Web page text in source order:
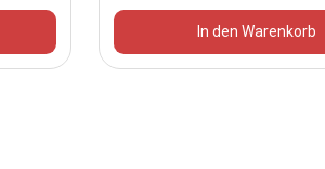
In den Warenkorb